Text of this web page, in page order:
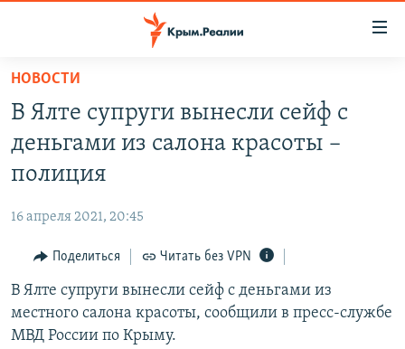
Вернуться
основному
содержанию
главной
навигации
Вернутся
поиску
СПЕЦПРОЕКТЫ
11 ЛЕТ ОККУПАЦИИ КРЫМА. 11 ИСТОРИЙ СОПРОТИВЛЕНИЯ
ЕЩЕ
ИНТЕРАКТИВ
ИНФОГРАФИКА
ТЕЛЕПРОЕКТ КРЫМ.РЕАЛИИ
РАДІО СВОБОДА
КАК ОБОЙТИ БЛОКИРОВКУ
Українською
НОВОСТИ
В Ялте супруги вынесли сейф с
деньгами из салона красоты –
полиция
16 апреля 2021, 20:45
Поделиться Читать без VPN
В Ялте супруги вынесли сейф с деньгами из
местного салона красоты, сообщили в пресс-службе
МВД России по Крыму.